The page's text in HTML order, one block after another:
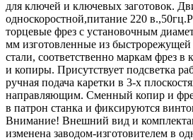
для ключей и ключевых заготовок.
односкоростной,питание 220
торцевые фрез с установочным
мм изготовленные из быстрорежущей
стали, соответственно маркам фрез в
и копиры. Присутствует подсветка
ручная подача каретки в 3-х
направляющим. Сменный копир и
в патрон станка и фиксируются
Внимание! Внешний вид и
изменена заводом-изготовителем в